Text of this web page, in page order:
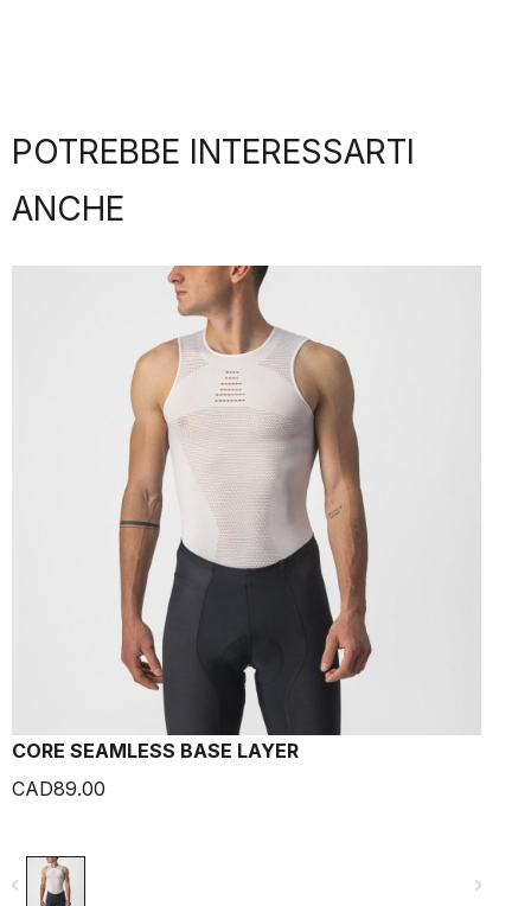
POTREBBE INTERESSARTI
ANCHE
CORE SEAMLESS BASE LAYER
CAD89.00
navigate_before navigate_next